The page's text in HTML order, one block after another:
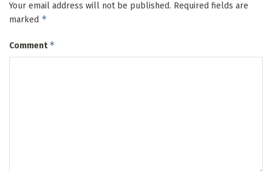
Your email address will not be published. Required fields are
marked *
Comment*